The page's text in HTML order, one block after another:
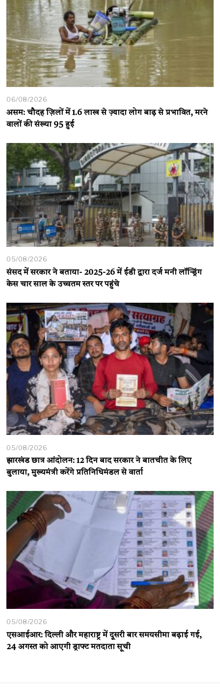
06/08/2026
असम: चौदह ज़िलों में 1.6 लाख से ज़्यादा लोग बाढ़ से प्रभावित, मरने
वालों की संख्या 95 हुई
05/08/2026
संसद में सरकार ने बताया- 2025-26 में ईडी द्वारा दर्ज मनी लॉन्ड्रिंग
केस चार साल के उच्चतम स्तर पर पहुंचे
05/08/2026
झारखंड छात्र आंदोलन: 12 दिन बाद सरकार ने बातचीत के लिए
बुलाया, मुख्यमंत्री करेंगे प्रतिनिधिमंडल से वार्ता
05/08/2026
एसआईआर: दिल्ली और महाराष्ट्र में दूसरी बार समयसीमा बढ़ाई गई,
24 अगस्त को आएगी ड्राफ्ट मतदाता सूची